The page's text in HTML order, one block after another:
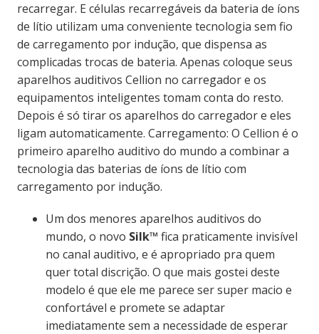
recarregar. E células recarregáveis da bateria de íons
de lítio utilizam uma conveniente tecnologia sem fio
de carregamento por indução, que dispensa as
complicadas trocas de bateria. Apenas coloque seus
aparelhos auditivos Cellion no carregador e os
equipamentos inteligentes tomam conta do resto.
Depois é só tirar os aparelhos do carregador e eles
ligam automaticamente. Carregamento: O Cellion é o
primeiro aparelho auditivo do mundo a combinar a
tecnologia das baterias de íons de lítio com
carregamento por indução.
Um dos menores aparelhos auditivos do
mundo, o novo Silk™ fica praticamente invisível
no canal auditivo, e é apropriado pra quem
quer total discrição. O que mais gostei deste
modelo é que ele me parece ser super macio e
confortável e promete se adaptar
imediatamente sem a necessidade de esperar